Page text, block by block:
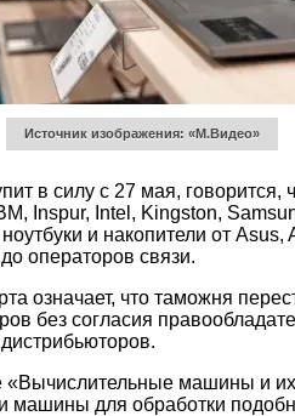
Источник изображения: «М.Видео»
в силу с 27 мая,
Inspur, Intel, Kingston,
и накопители от
операторов связи.
означает, что таможня
без согласия
машины и
для обработки